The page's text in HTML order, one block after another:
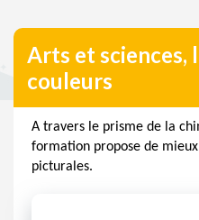
Arts et sciences,
couleurs
A travers le prisme de la
formation propose de
picturales.